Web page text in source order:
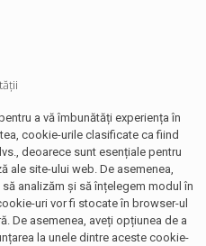
a vă îmbunătăți experiența în
cookie-urile clasificate ca fiind
deoarece sunt esențiale pentru
ale site-ului web. De asemenea,
analizăm și să înțelegem modul în
uri vor fi stocate în browser-ul
De asemenea, aveți opțiunea de a
la unele dintre aceste cookie-